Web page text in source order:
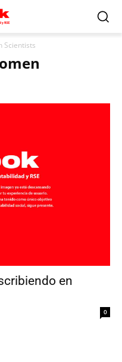
Scientists
en
0